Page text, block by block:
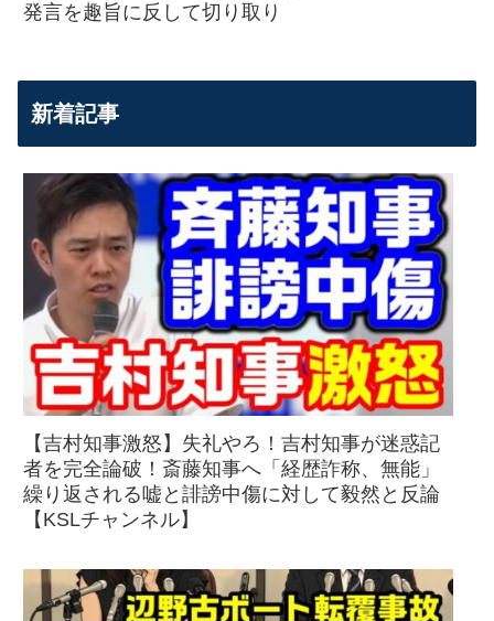
発言を趣旨に反して切り取り
新着記事
【吉村知事激怒】失礼やろ！吉村知事が迷惑記
者を完全論破！斎藤知事へ「経歴詐称、無能」
繰り返される嘘と誹謗中傷に対して毅然と反論
【KSLチャンネル】